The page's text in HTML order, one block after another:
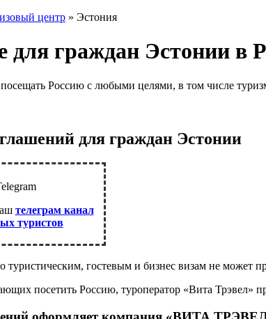
центр » Эстония
граждан Эстонии в
Россию с любыми целями, в том числе
для граждан Эстонии
телеграм канал
туристов
гостевым и бизнес визам не может
посетить Россию, туроператор «Вита Трэвел»